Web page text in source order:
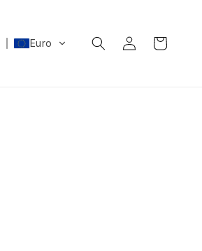
Euro
Iniciar
sesión
Carrito